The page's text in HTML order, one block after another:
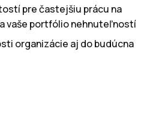
pre častejšiu prácu na
vaše portfólio nehnuteľností
organizácie aj do budúcna